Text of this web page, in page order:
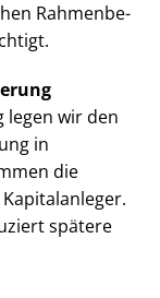
Rah­men­be­
legen wir den
in
die
spätere